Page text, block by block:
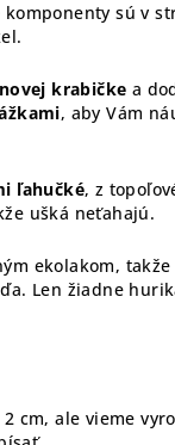
komponenty sú v
krabičke a
, aby Vám
ľahučké, z
ušká neťahajú.
ekolakom,
Len žiadne
cm, ale vieme